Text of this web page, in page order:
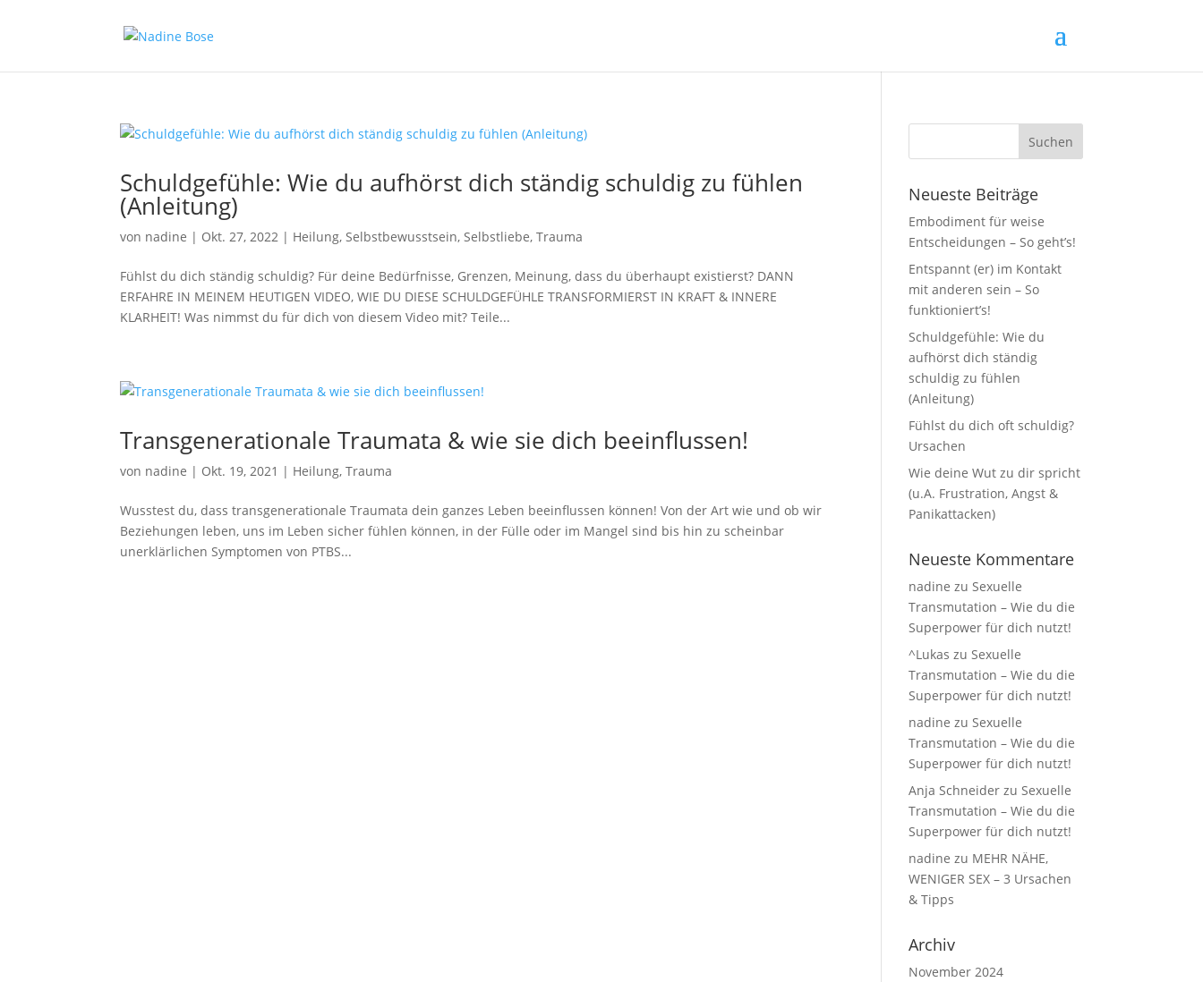
Schuldgefühle: Wie du aufhörst dich ständig schuldig zu fühlen
(Anleitung)
von nadine | Okt. 27, 2022 | Heilung,Selbstbewusstsein,Selbstliebe,Trauma
Fühlst du dich ständig schuldig? Für deine Bedürfnisse, Grenzen, Meinung, dass du überhaupt existierst? DANN
ERFAHRE IN MEINEM HEUTIGEN VIDEO, WIE DU DIESE SCHULDGEFÜHLE TRANSFORMIERST IN KRAFT & INNERE
KLARHEIT! Was nimmst du für dich von diesem Video mit? Teile...
Transgenerationale Traumata & wie sie dich beeinflussen!
von nadine | Okt. 19, 2021 | Heilung,Trauma
Wusstest du, dass transgenerationale Traumata dein ganzes Leben beeinflussen können! Von der Art wie und ob wir
Beziehungen leben, uns im Leben sicher fühlen können, in der Fülle oder im Mangel sind bis hin zu scheinbar
unerklärlichen Symptomen von PTBS...
Neueste Beiträge
Embodiment für weise
Entscheidungen – So geht’s!
Entspannt (er) im Kontakt
mit anderen sein – So
funktioniert’s!
Schuldgefühle: Wie du
aufhörst dich ständig
schuldig zu fühlen
(Anleitung)
Fühlst du dich oft schuldig?
Ursachen
Wie deine Wut zu dir spricht
(u.A. Frustration, Angst &
Panikattacken)
Neueste Kommentare
nadine zuSexuelle
Transmutation – Wie du die
Superpower für dich nutzt!
^Lukas zuSexuelle
Transmutation – Wie du die
Superpower für dich nutzt!
nadine zuSexuelle
Transmutation – Wie du die
Superpower für dich nutzt!
Anja Schneider zuSexuelle
Transmutation – Wie du die
Superpower für dich nutzt!
nadine zu MEHR NÄHE,
WENIGER SEX – 3 Ursachen
& Tipps
Archiv
November 2024